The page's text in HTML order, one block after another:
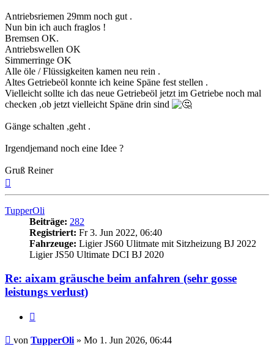
Antriebsriemen 29mm noch gut .
Nun bin ich auch fraglos !
Bremsen OK.
Antriebswellen OK
Simmerringe OK
Alle öle / Flüssigkeiten kamen neu rein .
Altes Getriebeöl konnte ich keine Späne fest stellen .
Vielleicht sollte ich das neue Getriebeöl jetzt im Getriebe noch mal
checken ,ob jetzt vielleicht Späne drin sind
Gänge schalten ,geht .
Irgendjemand noch eine Idee ?
Gruß Reiner
TupperOli
Beiträge: 282
Registriert: Fr 3. Jun 2022, 06:40
Fahrzeuge: Ligier JS60 Ulitmate mit Sitzheizung BJ 2022
Ligier JS50 Ultimate DCI BJ 2020
Re: aixam gräusche beim anfahren (sehr gosse
leistungs verlust)
Beitrag
von TupperOli » Mo 1. Jun 2026, 06:44